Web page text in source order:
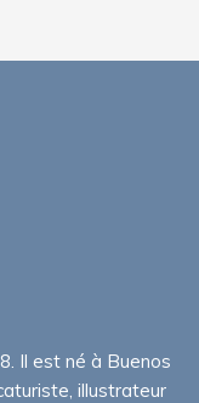
Il est né à Buenos
illustrateur